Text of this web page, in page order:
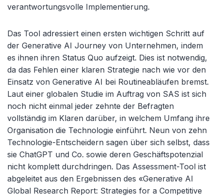
verantwortungsvolle Implementierung.
Das Tool adressiert einen ersten wichtigen Schritt auf
der Generative AI Journey von Unternehmen, indem
es ihnen ihren Status Quo aufzeigt. Dies ist notwendig,
da das Fehlen einer klaren Strategie nach wie vor den
Einsatz von Generative AI bei Routineabläufen bremst.
Laut einer globalen Studie im Auftrag von SAS ist sich
noch nicht einmal jeder zehnte der Befragten
vollständig im Klaren darüber, in welchem Umfang ihre
Organisation die Technologie einführt. Neun von zehn
Technologie-Entscheidern sagen über sich selbst, dass
sie ChatGPT und Co. sowie deren Geschäftspotenzial
nicht komplett durchdringen. Das Assessment-Tool ist
abgeleitet aus den Ergebnissen des «Generative AI
Global Research Report: Strategies for a Competitive